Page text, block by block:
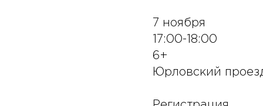
7 ноября
17:00-18:00
6+
Юрловский